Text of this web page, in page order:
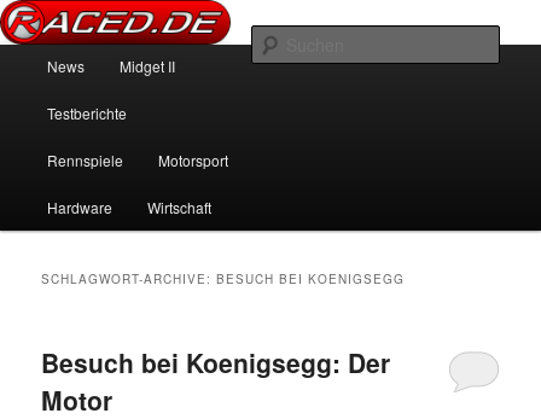
Raced.de
News über Rennspiele und der echten Autowelt
Zum Inhalt wechseln
Zum sekundären Inhalt wechseln
News Midget II
Testberichte
Rennspiele Motorsport
Hardware Wirtschaft
SCHLAGWORT-ARCHIVE:BESUCH BEI KOENIGSEGG
Besuch bei Koenigsegg: Der
Motor